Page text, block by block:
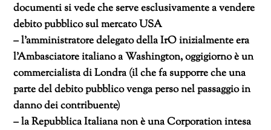
documenti si vede che serve esclusivamente a vendere
debito pubblico sul mercato USA
– l’amministratore delegato della IrO inizialmente era
l’Ambasciatore italiano a Washington, oggigiorno è un
commercialista di Londra (il che fa supporre che una
parte del debito pubblico venga perso nel passaggio in
danno dei contribuente)
– la Repubblica Italiana non è una Corporation intesa